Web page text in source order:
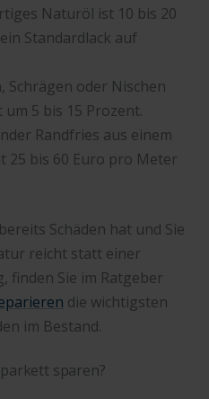
Naturöl ist 10 bis 20
Standardlack auf
Schrägen oder Nischen
5 bis 15 Prozent.
Randfries aus einem
25 bis 60 Euro pro Meter
Schäden hat und Sie
reicht statt einer
finden Sie im Ratgeber
die wichtigsten
im Bestand.
sparen?